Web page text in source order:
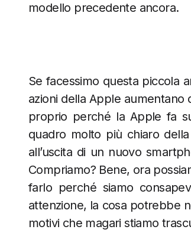
modello precedente ancora.
Se facessimo questa piccola
azioni della Apple
proprio perché la Apple fa
quadro molto più chiaro
all’uscita di un nuovo
Compriamo? Bene, ora
farlo perché siamo
attenzione, la cosa potrebbe
motivi che magari stiamo